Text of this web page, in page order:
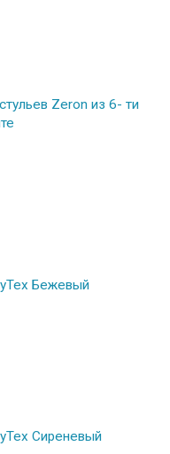
Zeron из 6- ти
Бежевый
Сиреневый